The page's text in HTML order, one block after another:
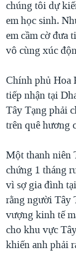
chúng tôi dự
em học sinh.
em cầm cờ đưa
vô cùng xúc
Chính phủ Hoa
tiếp nhận tại
Tây Tạng phải
trên quê hương
Một thanh niên
chứng 1 tháng
vì sợ gia đình
rằng người Tây
vượng kinh tế
cho khu vực
khiến anh phải